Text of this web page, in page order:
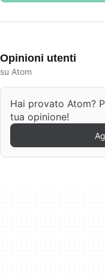
Opinioni utenti
su Atom
Hai provato Atom?
tua opinione!